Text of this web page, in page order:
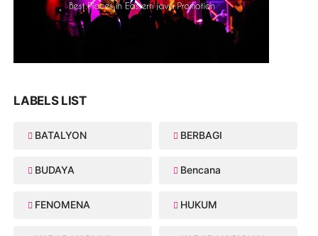
LABELS LIST
BATALYON BERBAGI
BUDAYA Bencana
FENOMENA HUKUM